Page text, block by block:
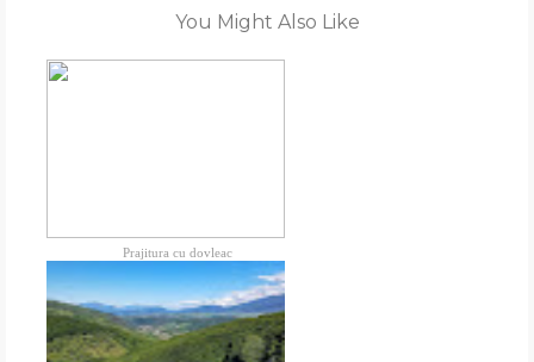
You Might Also Like
Prajitura cu dovleac